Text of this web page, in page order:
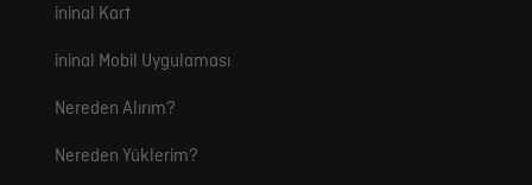
ininal Kart
ininal Mobil Uygulaması
Nereden Alırım?
Nereden Yüklerim?